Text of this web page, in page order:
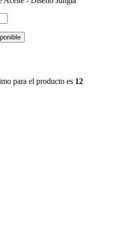
para el producto es 12